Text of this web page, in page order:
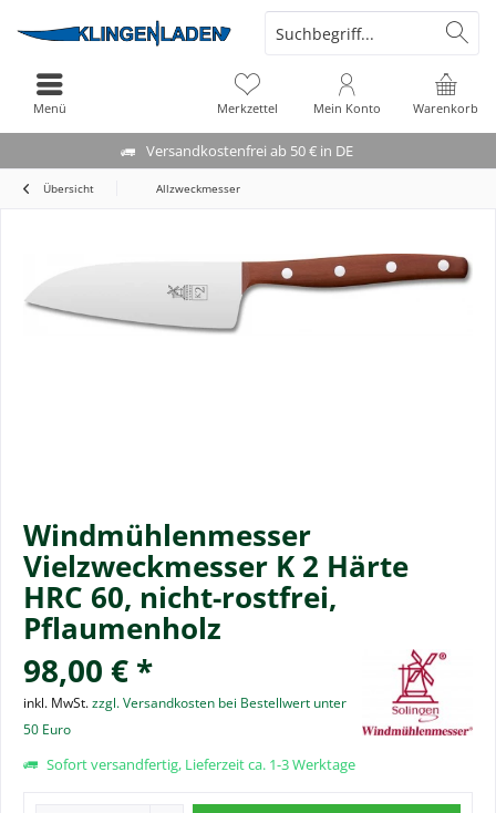
Versandkostenfrei ab 50 € in DE
Warenkorb
Merkzettel Mein Konto
Menü
Übersicht Allzweckmesser
Windmühlenmesser
Vielzweckmesser K 2 Härte
HRC 60, nicht-rostfrei,
Pflaumenholz
98,00 € *
inkl. MwSt.zzgl. Versandkosten bei Bestellwert unter
50 Euro
Sofort versandfertig, Lieferzeit ca. 1-3 Werktage